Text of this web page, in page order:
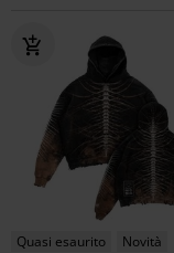
Quasi esaurito Novità